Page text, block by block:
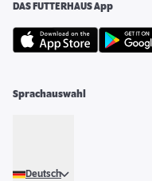
DAS FUTTERHAUS App
Sprachauswahl
Deutsch